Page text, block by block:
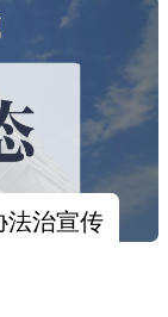
法治宣传